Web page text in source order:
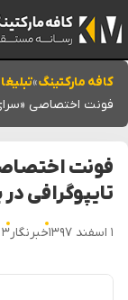
کافه مارکتینگ»
فونت اختصاصی
فونت
تایپوگرافی
۱ اسفند ۱۳۹۷ خبرنگار۳ دقیقه مطالعه